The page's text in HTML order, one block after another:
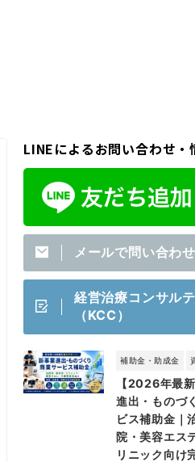
LINEによるお問い合わせ・
メールで問い合わせ
経営治療コンサル
（KCC）
補助金・助成金
【2026年最
進出・ものづ
ビス補助金｜
院・美容エス
リニック向け